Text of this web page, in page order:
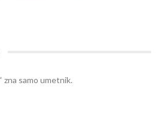
zna samo umetnik.